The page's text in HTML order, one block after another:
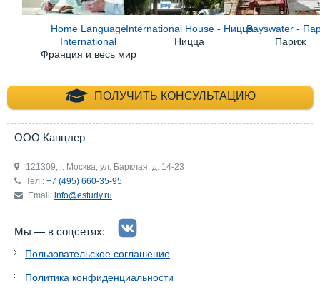
Home Language
International
Франция и весь мир
International House - Ницца
Ницца
Bayswater -
Париж
ПОЛУЧИТЬ КОНСУЛЬТАЦИЮ
+7 (495) 660-35-
ООО Канцлер
121309, г. Москва, ул. Барклая, д. 14-23
Тел.: +7 (495) 660-35-95
Email: info@estudy.ru
Мы — в соцсетях:
Пользовательское соглашение
Политика конфиденциальности